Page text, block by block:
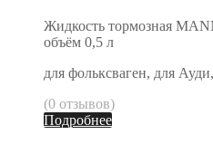
Жидкость тормозная
объём 0,5 л
для фольксваген, для
(0 отзывов)
Подробнее